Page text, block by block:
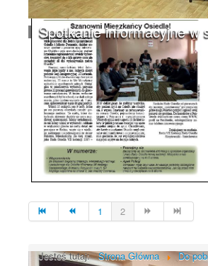
Spotkanie informacyjne w
1 2
Jesteś tutaj: Strona Główna Do